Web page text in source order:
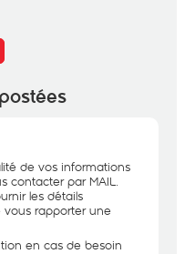
de vos informations
contacter par MAIL.
les détails
vous rapporter une
en cas de besoin